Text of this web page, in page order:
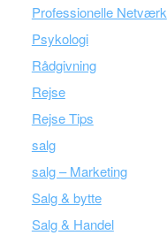
Professionelle Netværk
Psykologi
Rådgivning
Rejse
Rejse Tips
salg
salg – Marketing
Salg & bytte
Salg & Handel